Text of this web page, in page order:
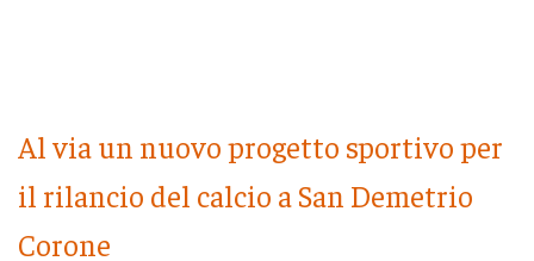
Al via un nuovo progetto sportivo per
il rilancio del calcio a San Demetrio
Corone